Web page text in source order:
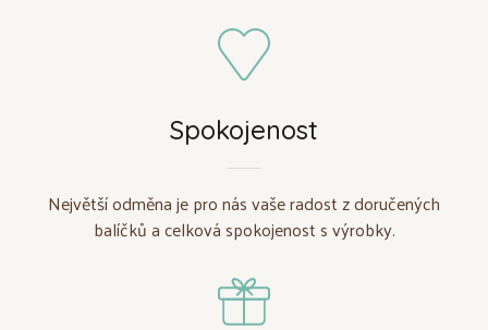
Spokojenost
Největší odměna je pro nás vaše radost z doručených
balíčků a celková spokojenost s výrobky.